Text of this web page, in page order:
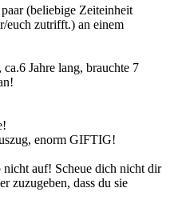
(beliebige Zeiteinheit
euch zutrifft.) an einem
Jahre lang, brauchte 7
enorm GIFTIG!
auf! Scheue dich nicht dir
zuzugeben, dass du sie